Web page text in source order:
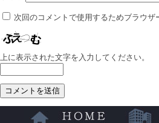
次回のコメントで使用するためブラウ
上に表示された文字を入力してください。